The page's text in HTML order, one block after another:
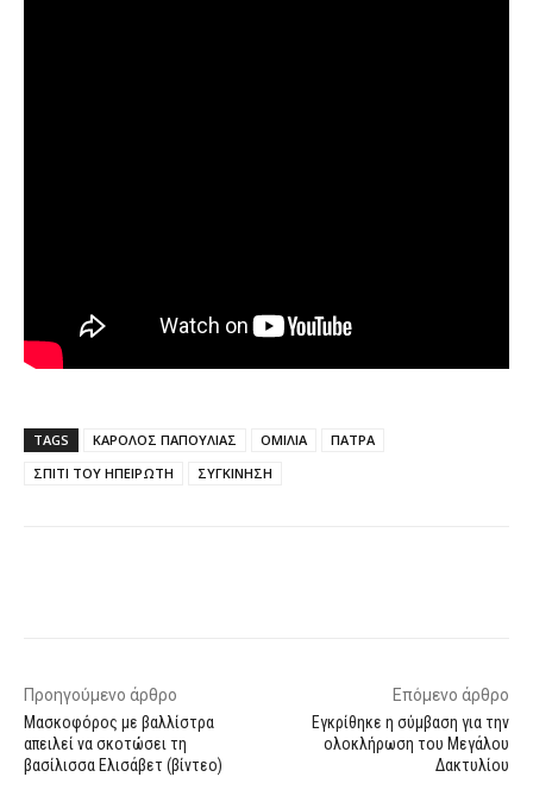
TAGS ΚΑΡΟΛΟΣ ΠΑΠΟΥΛΙΑΣ ΟΜΙΛΙΑ
ΠΑΤΡΑ
ΣΠΙΤΙ ΤΟΥ ΗΠΕΙΡΩΤΗ
ΣΥΓΚΙΝΗΣΗ
Προηγούμενο άρθρο
Μασκοφόρος με βαλλίστρα
απειλεί να σκοτώσει τη
βασίλισσα Ελισάβετ (βίντεο)
Επόμενο άρθρο
Εγκρίθηκε η σύμβαση για την
oλοκλήρωση του Μεγάλου
Δακτυλίου